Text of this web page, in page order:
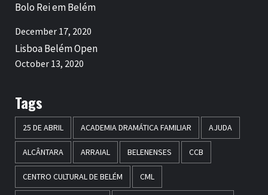
Bolo Rei em Belém
December 17, 2020
Lisboa Belém Open
October 13, 2020
Tags
25 DE ABRIL ACADEMIA DRAMÁTICA FAMILIAR AJUDA
ALCÂNTARA ARRAIAL BELENENSES CCB
CENTRO CULTURAL DE BELÉM CML